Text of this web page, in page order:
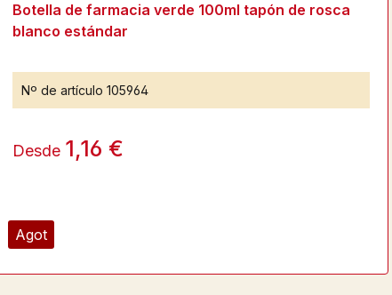
Agot
Botella de farmacia verde 100ml tapón de rosca
blanco estándar
Nº de artículo 105964
Desde 1,16 €